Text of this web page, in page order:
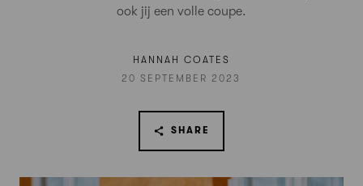
ook jij een volle coupe.
HANNAH COATES
20 SEPTEMBER 2023
SHARE